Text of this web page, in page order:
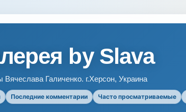
by Slava
Галиченко. г.Херсон, Украина
Последние комментарии Часто просматриваемые